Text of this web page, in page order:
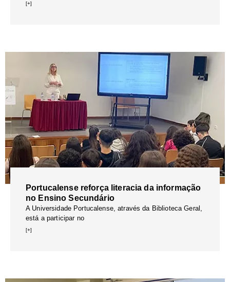
[+]
Portucalense reforça literacia da informação
no Ensino Secundário
A Universidade Portucalense, através da Biblioteca Geral,
está a participar no
[+]